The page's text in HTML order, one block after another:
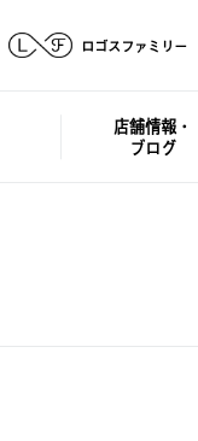
ロゴスファミリー
店舗情報・
ブログ